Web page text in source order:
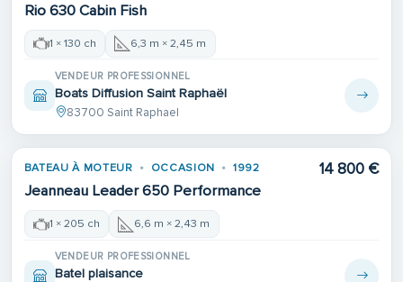
Rio 630 Cabin Fish
1 × 130 ch 6,3 m × 2,45 m
VENDEUR PROFESSIONNEL
Boats Diffusion Saint Raphaël
83700 Saint Raphael
BATEAU À MOTEUR OCCASION 1992
Jeanneau Leader 650 Performance
14 800 €
1 × 205 ch 6,6 m × 2,43 m
VENDEUR PROFESSIONNEL
Batel plaisance